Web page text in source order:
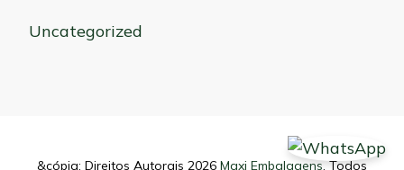
Uncategorized
&cópia; Direitos Autorais 2026 Maxi Embalagens. Todos